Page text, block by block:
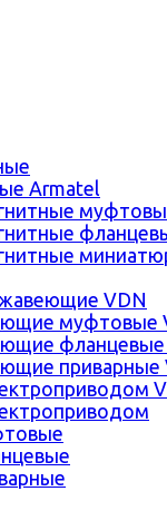
Armatel
VDN
муфтовые
фланцевые
приварные